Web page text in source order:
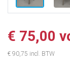
€ 75,00
€ 90,75 incl. BTW